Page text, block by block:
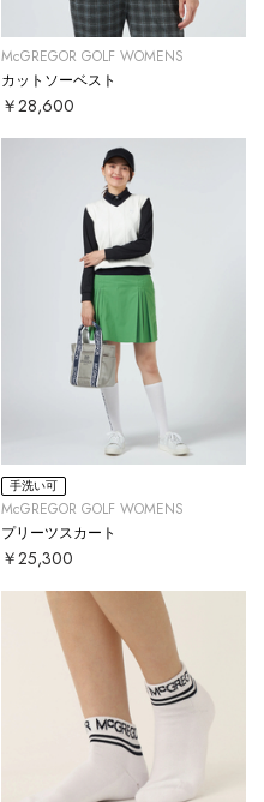
McGREGOR GOLF WOMENS
カットソーベスト
￥28,600
手洗い可
McGREGOR GOLF WOMENS
プリーツスカート
￥25,300